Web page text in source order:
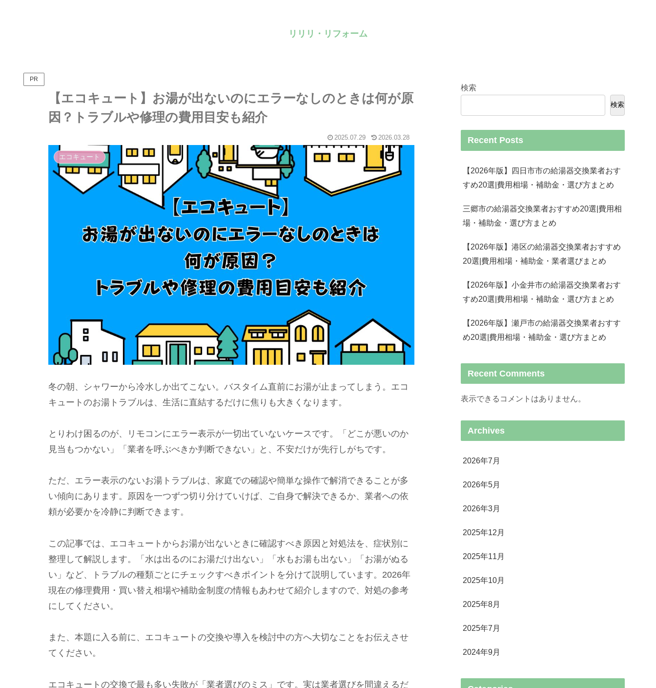
リリリ・リフォーム
PR
【エコキュート】お湯が出ないのにエラーなしのときは何が原
因？トラブルや修理の費用目安も紹介
2025.07.29 2026.03.28
エコキュート
冬の朝、シャワーから冷水しか出てこない。バスタイム直前にお湯が止まってしまう。エコ
キュートのお湯トラブルは、生活に直結するだけに焦りも大きくなります。
とりわけ困るのが、リモコンにエラー表示が一切出ていないケースです。「どこが悪いのか
見当もつかない」「業者を呼ぶべきか判断できない」と、不安だけが先行しがちです。
ただ、エラー表示のないお湯トラブルは、家庭での確認や簡単な操作で解消できることが多
い傾向にあります。原因を一つずつ切り分けていけば、ご自身で解決できるか、業者への依
頼が必要かを冷静に判断できます。
この記事では、エコキュートからお湯が出ないときに確認すべき原因と対処法を、症状別に
整理して解説します。「水は出るのにお湯だけ出ない」「水もお湯も出ない」「お湯がぬる
い」など、トラブルの種類ごとにチェックすべきポイントを分けて説明しています。2026年
現在の修理費用・買い替え相場や補助金制度の情報もあわせて紹介しますので、対処の参考
にしてください。
また、本題に入る前に、エコキュートの交換や導入を検討中の方へ大切なことをお伝えさせ
てください。
エコキュートの交換で最も多い失敗が「業者選びのミス」です。実は業者選びを間違えるだ
検索
検索
Recent Posts
【2026年版】四日市市の給湯器交換業者おす
すめ20選|費用相場・補助金・選び方まとめ
三郷市の給湯器交換業者おすすめ20選|費用相
場・補助金・選び方まとめ
【2026年版】港区の給湯器交換業者おすすめ
20選|費用相場・補助金・業者選びまとめ
【2026年版】小金井市の給湯器交換業者おす
すめ20選|費用相場・補助金・選び方まとめ
【2026年版】瀬戸市の給湯器交換業者おすす
め20選|費用相場・補助金・選び方まとめ
Recent Comments
表示できるコメントはありません。
Archives
2026年7月
2026年5月
2026年3月
2025年12月
2025年11月
2025年10月
2025年8月
2025年7月
2024年9月